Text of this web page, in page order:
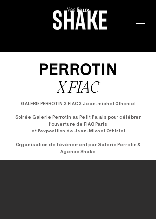
GALERIE PERROTIN X FIAC X Jean-michel Othoniel
Soirée Galerie Perrotin au Petit Palais pour célébrer
l’ouverture de FIAC Paris
et l’exposition de Jean-Michel Othiniel
Organisation de l’événement par Galerie Perrotin &
Agence Shake